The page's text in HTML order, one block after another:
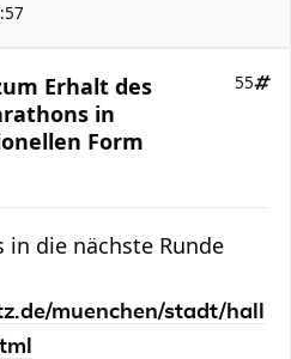
Erhalt des
in
Form
55
in die nächste Runde
muenchen/stadt/hall